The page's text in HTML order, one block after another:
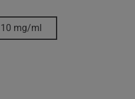
10 mg/ml